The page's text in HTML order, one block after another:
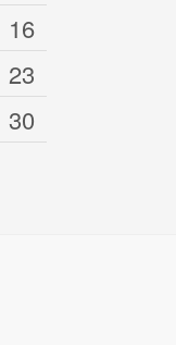
16
23
30